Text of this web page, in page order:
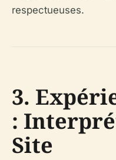
respectueuses.
3.
:
Site